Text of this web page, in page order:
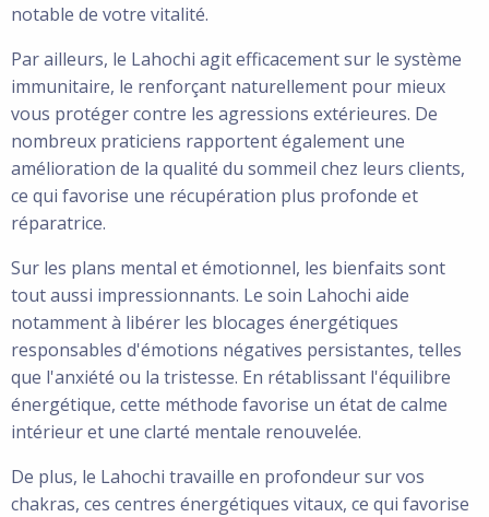
notable de votre vitalité.
Par ailleurs, le Lahochi agit efficacement sur le système
immunitaire, le renforçant naturellement pour mieux
vous protéger contre les agressions extérieures. De
nombreux praticiens rapportent également une
amélioration de la qualité du sommeil chez leurs clients,
ce qui favorise une récupération plus profonde et
réparatrice.
Sur les plans mental et émotionnel, les bienfaits sont
tout aussi impressionnants. Le soin Lahochi aide
notamment à libérer les blocages énergétiques
responsables d'émotions négatives persistantes, telles
que l'anxiété ou la tristesse. En rétablissant l'équilibre
énergétique, cette méthode favorise un état de calme
intérieur et une clarté mentale renouvelée.
De plus, le Lahochi travaille en profondeur sur vos
chakras, ces centres énergétiques vitaux, ce qui favorise